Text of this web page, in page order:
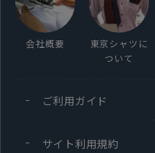
会社概要
東京シャツに
ついて
ご利用ガイド
サイト利用規約